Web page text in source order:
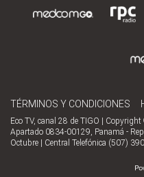
TÉRMINOS Y CONDICIONES
Eco TV, canal 28 de TIGO |
Apartado 0834-00129, Panamá -
Octubre | Central Telefónica (507)